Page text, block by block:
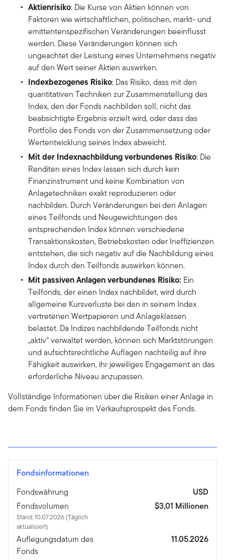
Aktienrisiko: Die Kurse von Aktien können von
Faktoren wie wirtschaftlichen, politischen, markt- und
emittentenspezifischen Veränderungen beeinflusst
werden. Diese Veränderungen können sich
ungeachtet der Leistung eines Unternehmens negativ
auf den Wert seiner Aktien auswirken.
Indexbezogenes Risiko: Das Risiko, dass mit den
quantitativen Techniken zur Zusammenstellung des
Index, den der Fonds nachbilden soll, nicht das
beabsichtigte Ergebnis erzielt wird, oder dass das
Portfolio des Fonds von der Zusammensetzung oder
Wertentwicklung seines Index abweicht.
Mit der Indexnachbildung verbundenes Risiko: Die
Renditen eines Index lassen sich durch kein
Finanzinstrument und keine Kombination von
Anlagetechniken exakt reproduzieren oder
nachbilden. Durch Veränderungen bei den Anlagen
eines Teilfonds und Neugewichtungen des
entsprechenden Index können verschiedene
Transaktionskosten, Betriebskosten oder Ineffizienzen
entstehen, die sich negativ auf die Nachbildung eines
Index durch den Teilfonds auswirken können.
Mit passiven Anlagen verbundenes Risiko: Ein
Teilfonds, der einen Index nachbildet, wird durch
allgemeine Kursverluste bei den in seinem Index
vertretenen Wertpapieren und Anlageklassen
belastet. Da Indizes nachbildende Teilfonds nicht
„aktiv“ verwaltet werden, können sich Marktstörungen
und aufsichtsrechtliche Auflagen nachteilig auf ihre
Fähigkeit auswirken, ihr jeweiliges Engagement an das
erforderliche Niveau anzupassen.
Vollständige Informationen über die Risiken einer Anlage in
dem Fonds finden Sie im Verkaufsprospekt des Fonds.
Fondsinformationen
Fondswährung
USD
Fondsvolumen
Stand: 10.07.2026 (Täglich
aktualisiert)
$3,01 Millionen
Auflegungsdatum des
Fonds
11.05.2026